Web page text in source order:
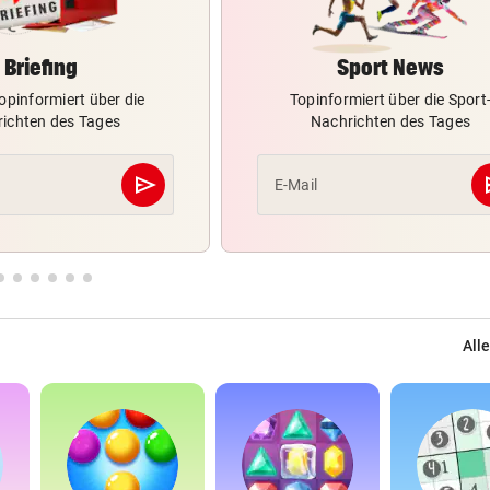
Briefing
über die
des Tages
send
Abschicken
Sport News
Topinformiert über die Sport-
Nachrichten des Tages
E-Mail